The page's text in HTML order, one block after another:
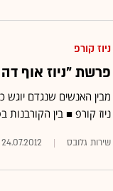
ניוז קורפ
פרשת "ניוז אוף דה וורלד": 8 יועמדו לדין;
מבין האנשים שנגדם
ניוז קורפ ■ בין הקורבנות
שירות גלובס 24.07.2012